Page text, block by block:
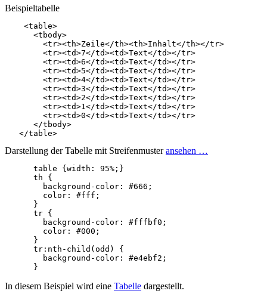
Beispieltabelle
<table>
<tbody>
<tr><th>Zeile</th><th>Inhalt</th></tr>
<tr><td>7</td><td>Text</td></tr>
<tr><td>6</td><td>Text</td></tr>
<tr><td>5</td><td>Text</td></tr>
<tr><td>4</td><td>Text</td></tr>
<tr><td>3</td><td>Text</td></tr>
<tr><td>2</td><td>Text</td></tr>
<tr><td>1 </td><td>Text</td></tr>
<tr><td>0</td><td>Text</td></tr>
</tbody>
</table>
Darstellung der Tabelle mit Streifenmusteransehen …
table { width : 95% ;}
th
{
background-color : #666 ;
color : #fff ;
}
tr {
background-color : #fffbf0 ;
color : #000 ;
}
tr :nth-child ( odd )
{
background-color : #e4ebf2 ;
}
In diesem Beispiel wird eine Tabelle dargestellt.